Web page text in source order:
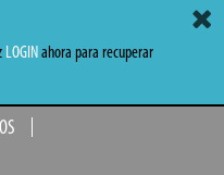
LOGINahora para recuperar